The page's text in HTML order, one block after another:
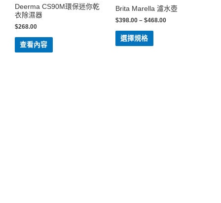
Deerma CS90M環保迷你乾
衣除濕器
$268.00
查看內容
Brita Marella 濾水壺
$398.00 – $468.00
選擇規格